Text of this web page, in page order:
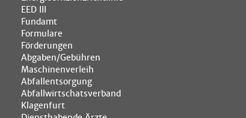
EED III
Fundamt
Formulare
Förderungen
Abgaben/Gebühren
Maschinenverleih
Abfallentsorgung
Abfallwirtschatsverband
Klagenfurt